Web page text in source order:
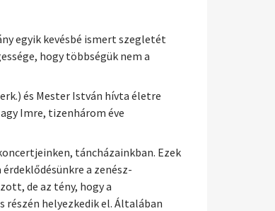
egyik kevésbé ismert szegletét
hogy többségük nem a
és Mester István hívta életre
Imre, tizenhárom éve
táncházainkban. Ezek
a zenész-
de az tény, hogy a
részén helyezkedik el. Általában